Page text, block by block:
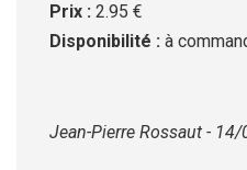
Prix : 2.95 €
Disponibilité : à
Jean-Pierre Rossaut -